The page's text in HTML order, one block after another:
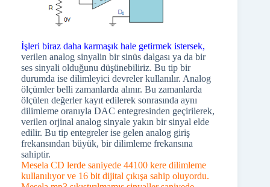
İşleri biraz daha karmaşık hale getirmek istersek,
verilen analog sinyalin bir sinüs dalgası ya da bir
ses sinyali olduğunu düşünebiliriz. Bu tip bir
durumda ise dilimleyici devreler kullanılır. Analog
ölçümler belli zamanlarda alınır. Bu zamanlarda
ölçülen değerler kayıt edilerek sonrasında aynı
dilimleme oranıyla DAC entegresinden geçirilerek,
verilen orjinal analog sinyale yakın bir sinyal elde
edilir. Bu tip entegreler ise gelen analog giriş
frekansından büyük, bir dilimleme frekansına
sahiptir.
Mesela CD lerde saniyede 44100 kere dilimleme
kullanılıyor ve 16 bit dijital çıkışa sahip oluyordu.